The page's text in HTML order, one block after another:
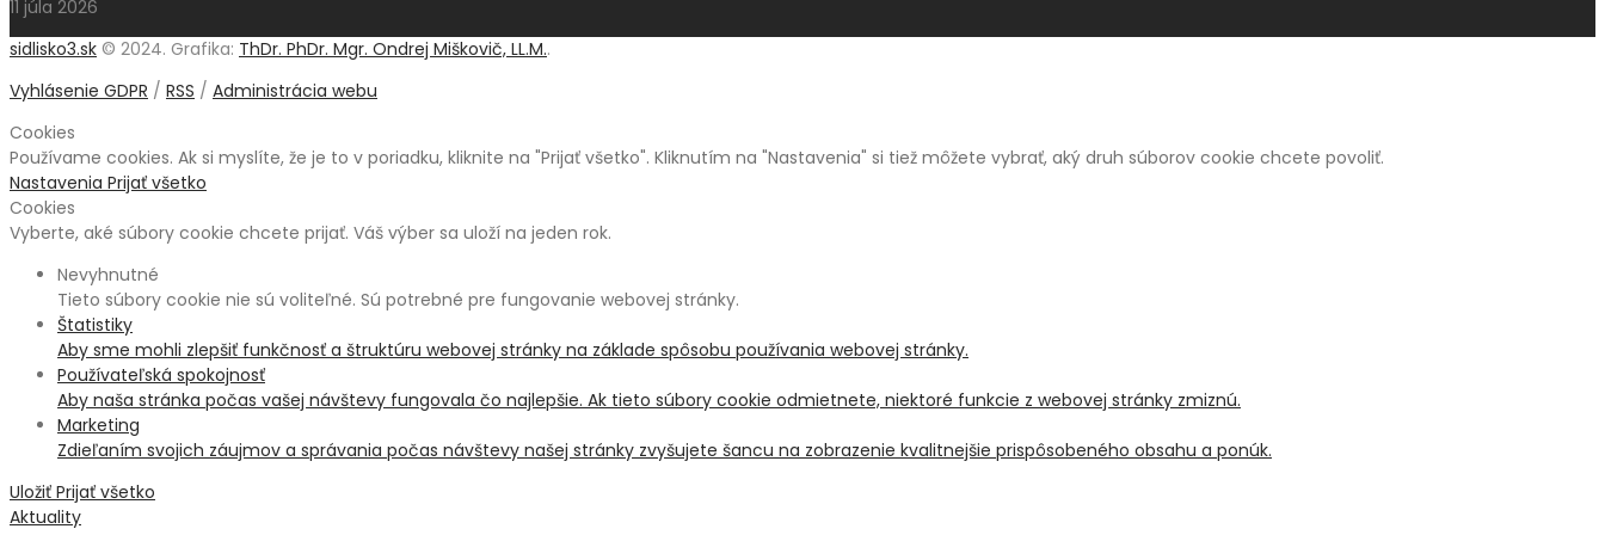
11 júla 2026
sidlisko3.sk © 2024. Grafika: ThDr. PhDr. Mgr. Ondrej Miškovič, LL.M..
Vyhlásenie GDPR / RSS / Administrácia webu
Cookies
Používame cookies. Ak si myslíte, že je to v poriadku, kliknite na "Prijať všetko". Kliknutím na "Nastavenia" si tiež môžete vybrať, aký druh súborov cookie chcete povoliť.
Nastavenia Prijať všetko
Cookies
Vyberte, aké súbory cookie chcete prijať. Váš výber sa uloží na jeden rok.
Nevyhnutné
Tieto súbory cookie nie sú voliteľné. Sú potrebné pre fungovanie webovej stránky.
Štatistiky
Aby sme mohli zlepšiť funkčnosť a štruktúru webovej stránky na základe spôsobu používania webovej stránky.
Používateľská spokojnosť
Aby naša stránka počas vašej návštevy fungovala čo najlepšie. Ak tieto súbory cookie odmietnete, niektoré funkcie z webovej stránky zmiznú.
Marketing
Zdieľaním svojich záujmov a správania počas návštevy našej stránky zvyšujete šancu na zobrazenie kvalitnejšie prispôsobeného obsahu a ponúk.
Uložiť Prijať všetko
Aktuality